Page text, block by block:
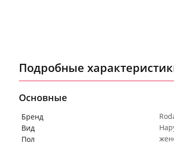
Подробные
Основные
Бренд
Вид
Пол